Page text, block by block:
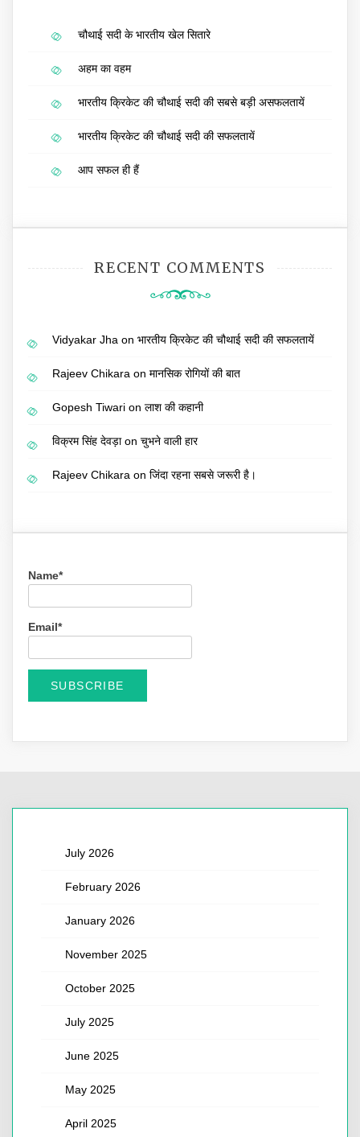
चौथाई सदी के भारतीय खेल सितारे
अहम का वहम
भारतीय क्रिकेट की चौथाई सदी की सबसे बड़ी असफलतायें
भारतीय क्रिकेट की चौथाई सदी की सफलतायें
आप सफल ही हैं
RECENT COMMENTS
Vidyakar Jha on भारतीय क्रिकेट की चौथाई सदी की सफलतायें
Rajeev Chikara on मानसिक रोगियों की बात
Gopesh Tiwari on लाश की कहानी
विक्रम सिंह देवड़ाon चुभने वाली हार
Rajeev Chikara on जिंदा रहना सबसे जरूरी है।
Name*
Email*
July 2026
February 2026
January 2026
November 2025
October 2025
July 2025
June 2025
May 2025
April 2025